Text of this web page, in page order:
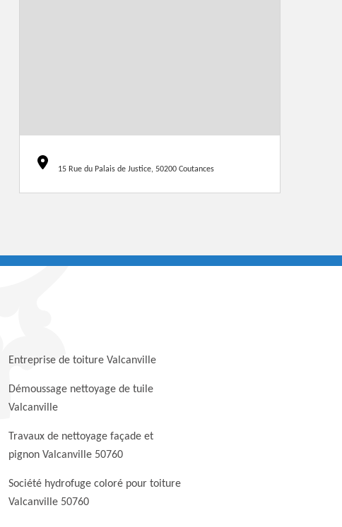
15 Rue du Palais de Justice, 50200 Coutances
Entreprise de toiture Valcanville
Démoussage nettoyage de tuile
Valcanville
Travaux de nettoyage façade et
pignon Valcanville 50760
Société hydrofuge coloré pour toiture
Valcanville 50760